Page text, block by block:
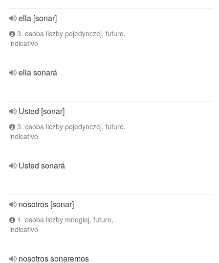
ella [sonar]
3. osoba liczby pojedynczej, futuro,
indicativo
ella sonará
Usted [sonar]
3. osoba liczby pojedynczej, futuro,
indicativo
Usted sonará
nosotros [sonar]
1. osoba liczby mnogiej, futuro,
indicativo
nosotros sonaremos